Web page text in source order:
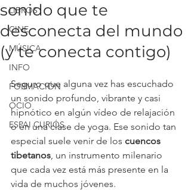
LIBROS
CINE
MÚSICA
INFO
FORMACIÓN
OCIO
ESPAI CURIÓS
sonido que te
desconecta del mundo
(y te conecta contigo)
Seguro que alguna vez has escuchado
un sonido profundo, vibrante y casi
hipnótico en algún vídeo de relajación
o en una clase de yoga. Ese sonido tan
especial suele venir de los cuencos
tibetanos, un instrumento milenario
que cada vez está más presente en la
vida de muchos jóvenes.